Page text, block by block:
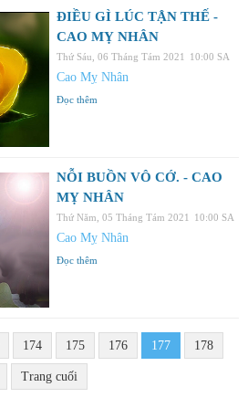
ĐIỀU GÌ LÚC TẬN THẾ -
CAO MỴ NHÂN
Thứ Sáu, 06 Tháng Tám 2021 10:00 SA
Cao Mỵ Nhân
Đọc thêm
NỖI BUỒN VÔ CỚ. - CAO
MỴ NHÂN
Thứ Năm, 05 Tháng Tám 2021 10:00 SA
Cao Mỵ Nhân
Đọc thêm
174 175 176 177 178
Trang cuối